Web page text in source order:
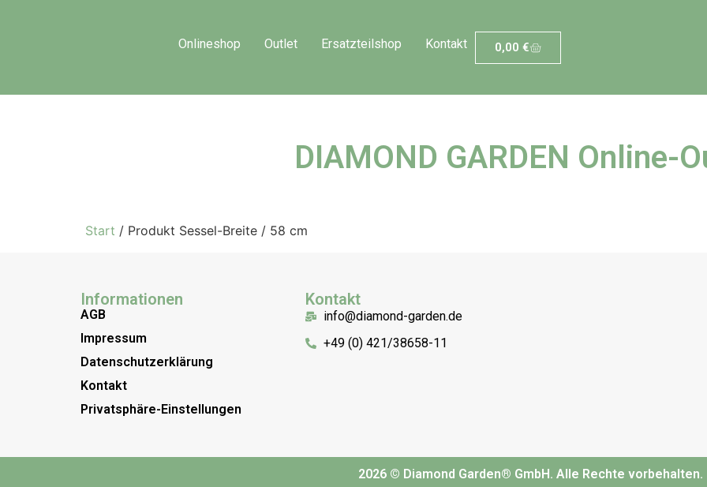
Onlineshop Outlet Ersatzteilshop Kontakt 0,00 €
DIAMOND GARDEN Online-
Start / Produkt Sessel-Breite / 58 cm
Informationen
AGB
Impressum
Datenschutzerklärung
Kontakt
Privatsphäre-Einstellungen
Kontakt
info@diamond-garden.de
+49 (0) 421/38658-11
2026 © Diamond Garden® GmbH. Alle Rechte vorbehalten.